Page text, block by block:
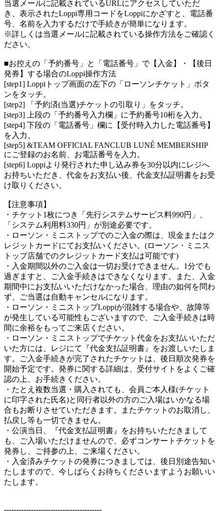
当選メールに記載されているURLにアクセスしていただ
き、表示されたLoppi専用コードをLoppiにかざすと、電話番
号、名前を入力するだけで手続きが簡単になります。
※詳しくは当選メールに記載されている操作方法をご確認く
ださい。
■お控えの「予約番号」と「電話番号」で【入金】・【後日
発券】する場合のLoppi操作方法
[step1] Loppiトップ画面の左下の「ローソンチケット」ボタ
ンをタッチ。
[step2] 「予約済(当選)チケットの引取り」をタッチ。
[step3] 上段の「予約番号入力欄」に予約番号10桁を入力。
[step4] 下段の「電話番号」欄に【受付時入力した電話番号】
を入力。
[step5] &TEAM OFFICIAL FANCLUB LUNÉ MEMBERSHIP
にご登録のお名前、お電話番号を入力。
[step6] Loppiより発行された申し込み券を30分以内にレジへ
お持ちいただき、代金をお支払い後、代金支払証明書をお受
け取りください。
【注意事項】
・チケット1枚につき「先行システムサービス料990円」、
「システム利用料330円」が別途必要です。
・ローソン・ミニストップでのご入金の際は、現金またはク
レジットカードにてお支払いください。(ローソン・ミニス
トップ店舗でのクレジットカード支払は可能です)
・入金期間以外のご入金は一切お受けできません。1分でも
過ぎますと、ご入金手続きはできなくなります。また、入金
期間中にお支払いいただけなかった場合、理由の如何を問わ
ず、ご当選は自動キャンセルになります。
・ローソン・ミニストップLoppiが混雑する場合や、故障等
が発生している可能性もございますので、ご入金手続きは時
間に余裕をもってご来店ください。
・ローソン・ミニストップでチケット代金をお支払いいただ
いた方には、レジにて『代金支払証明書』をお渡しいたしま
す。ご入金手続きが完了されたチケットは、後日順次発券を
開始予定です。発券に関する詳細は、受付サイトをよくご確
認の上、お手続きください。
・たとえ複数当選・購入されても、会員ご本人様(チケット
に印字された氏名)と同行者以外の方のご入場はいかなる場
合もお断りさせていただきます。またチケットのお取消し、
払戻し等も一切できません。
・公演当日、『代金支払証明書』をお持ちいただきまして
も、ご入場いただけませんので、必ずコンサートチケットを
発券し、ご持参の上、ご来場ください。
・入金済みチケットの発券につきましては、後日別途告知い
たしますので、今しばらくお待ちくださいますようお願いい
たします。
----------------------------------------